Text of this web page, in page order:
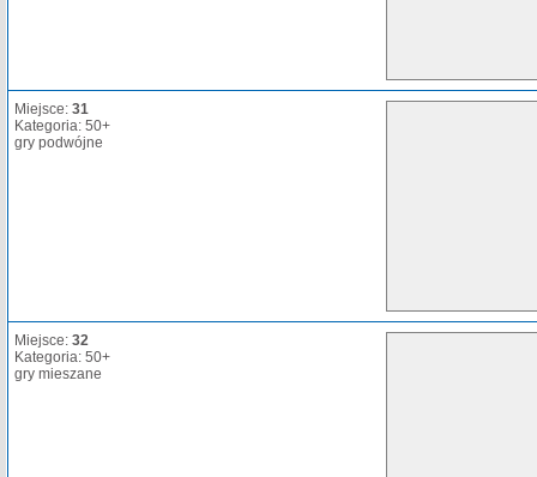
Miejsce: 31
Kategoria: 50+
gry podwójne
Miejsce: 32
Kategoria: 50+
gry mieszane